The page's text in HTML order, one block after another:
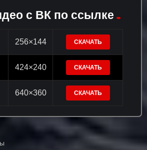
с ВК по ссылке
256×144 СКАЧАТЬ
424×240 СКАЧАТЬ
640×360 СКАЧАТЬ